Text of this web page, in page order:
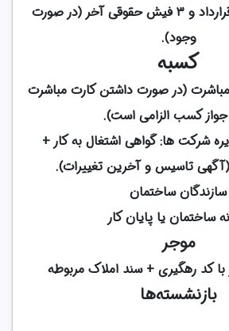
تامین اجتماعی + قرارداد و ۳ فیش حقوقی آخر (در صورت
وجود).
کسبه
(در صورت داشتن کارت مباشرت
کسب الزامی است).
شرکت ها: گواهی اشتغال به کار +
(آگهی تاسیس و آخرین تغییرات).
سازندگان ساختمان
ساختمان یا پایان کار
موجر
با کد رهگیری + سند املاک مربوطه
بازنشسته­‌ها